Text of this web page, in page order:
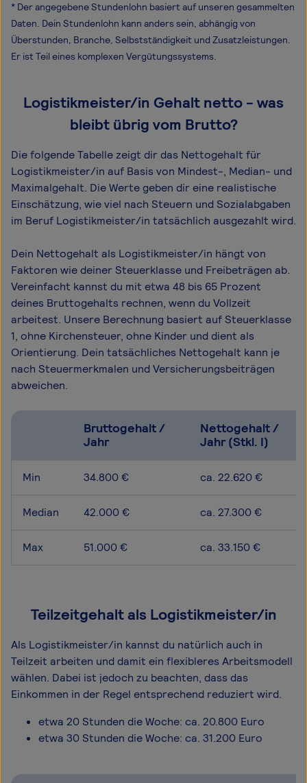
* Der angegebene Stundenlohn basiert auf unseren gesammelten
Daten. Dein Stundenlohn kann anders sein, abhängig von
Überstunden, Branche, Selbstständigkeit und Zusatzleistungen.
Er ist Teil eines komplexen Vergütungssystems.
Logistikmeister/in Gehalt netto - was
bleibt übrig vom Brutto?
Die folgende Tabelle zeigt dir das Netto­gehalt für
Logistikmeister/in auf Basis von Mindest-, Median- und
Maximal­gehalt. Die Werte geben dir eine realistische
Einschätzung, wie viel nach Steuern und Sozialabgaben
im Beruf Logistikmeister/in tatsächlich ausgezahlt wird.
Dein Nettogehalt als Logistikmeister/in hängt von
Faktoren wie deiner Steuerklasse und Freibeträgen ab.
Vereinfacht kannst du mit etwa 48 bis 65 Prozent
deines Bruttogehalts rechnen, wenn du Vollzeit
arbeitest. Unsere Berechnung basiert auf Steuerklasse
1, ohne Kirchensteuer, ohne Kinder und dient als
Orientierung. Dein tatsächliches Nettogehalt kann je
nach Steuermerkmalen und Versicherungsbeiträgen
abweichen.
Bruttogehalt /
Jahr
Nettogehalt /
Jahr (Stkl. I)
Min 34.800 € ca. 22.620 €
Median 42.000 € ca. 27.300 €
Max 51.000 € ca. 33.150 €
Teilzeitgehalt als Logistikmeister/in
Als Logistikmeister/in kannst du natürlich auch in
Teilzeit arbeiten und damit ein flexibleres Arbeitsmodell
wählen. Dabei ist jedoch zu beachten, dass das
Einkommen in der Regel entsprechend reduziert wird.
etwa 20 Stunden die Woche: ca. 20.800 Euro
etwa 30 Stunden die Woche: ca. 31.200 Euro